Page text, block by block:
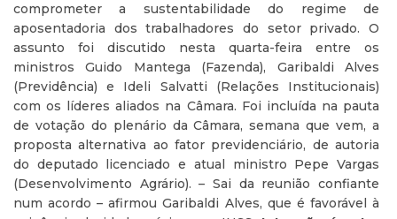
comprometer a sustentabilidade do regime de
aposentadoria dos trabalhadores do setor privado. O
assunto foi discutido nesta quarta-feira entre os
ministros Guido Mantega (Fazenda), Garibaldi Alves
(Previdência) e Ideli Salvatti (Relações Institucionais)
com os líderes aliados na Câmara. Foi incluída na pauta
de votação do plenário da Câmara, semana que vem, a
proposta alternativa ao fator previdenciário, de autoria
do deputado licenciado e atual ministro Pepe Vargas
(Desenvolvimento Agrário). – Sai da reunião confiante
num acordo – afirmou Garibaldi Alves, que é favorável à